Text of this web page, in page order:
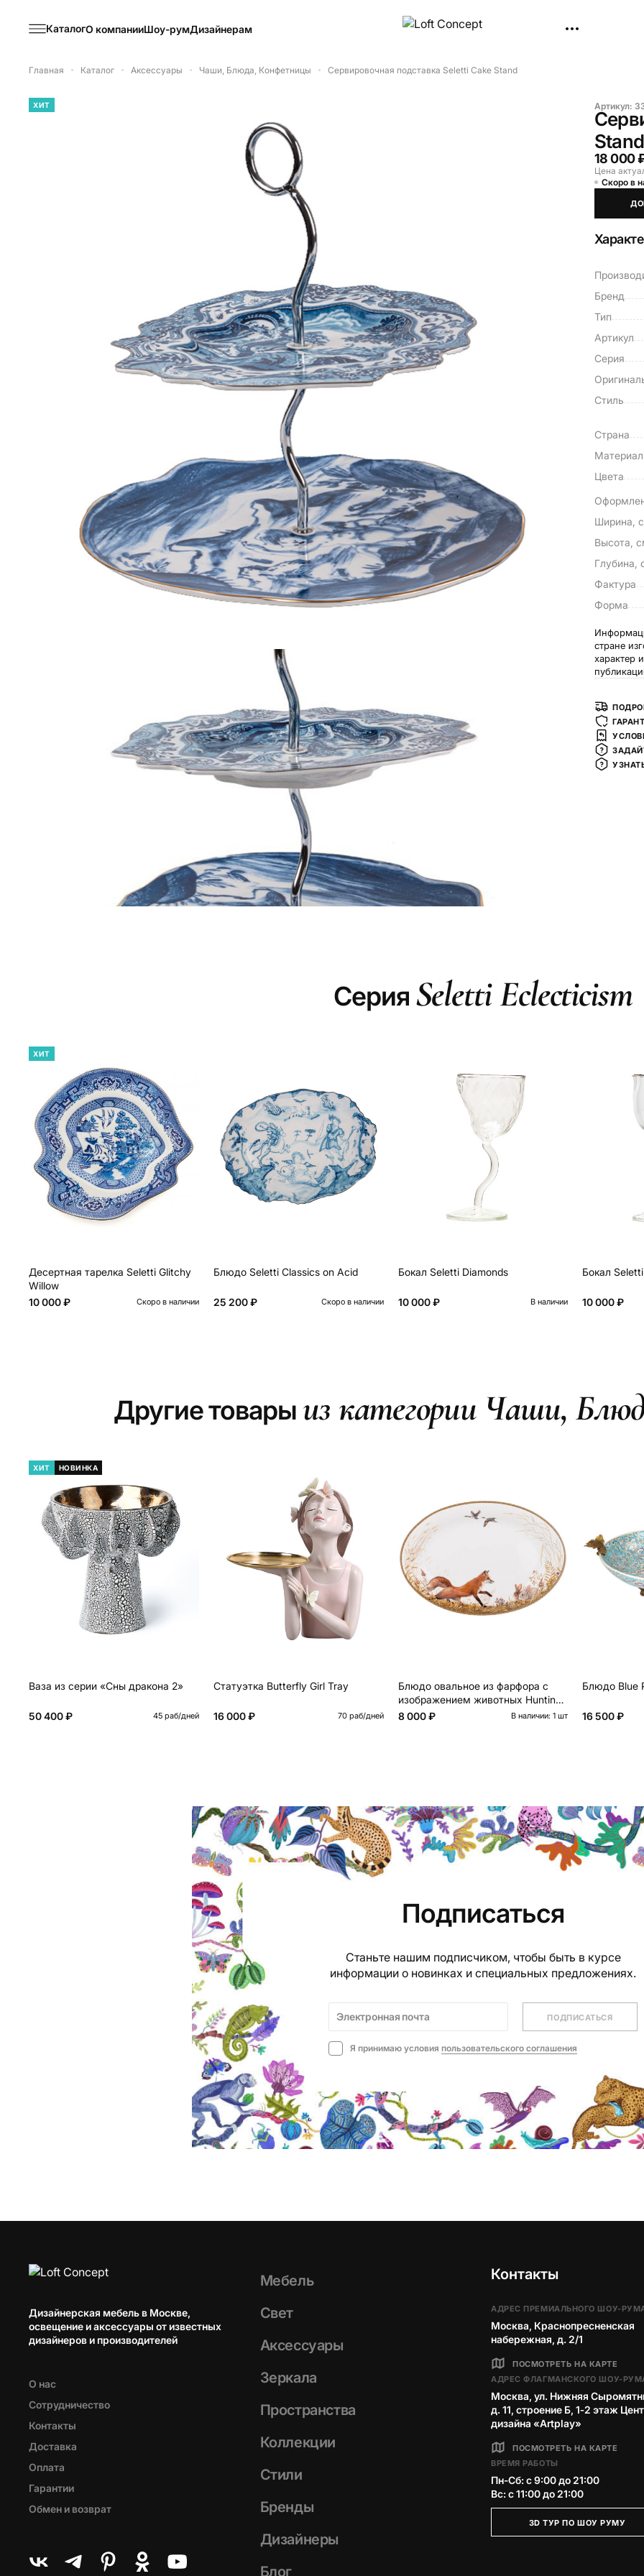
КаталогО компанииШоу-румДизайнерам
Главная Каталог Аксессуары Чаши, Блюда, Конфетницы Сервировочная подставка Seletti Cake Stand
ХИТ Артикул:
Stand
18 000
Цена
Скоро в
Бренд
Тип
Артикул
Серия
Стиль
Страна
Цвета
Ширина,
Высота,
Глубина,
Фактура
Форма
стране
характер
Серия Seletti Eclecticism
ХИТ
Десертная тарелка Seletti Glitchy
Willow
10 000 ₽
Скоро в наличии
Блюдо Seletti Classics on Acid
25 200 ₽ Скоро в наличии
Бокал Seletti Diamonds
10 000 ₽ В наличии
Бокал
10 000 ₽
Другие товары из категории Чаши,
ХИТ НОВИНКА
Ваза из серии «Сны дракона 2»
50 400 ₽ 45 раб/дней
Статуэтка Butterfly Girl Tray
16 000 ₽ 70 раб/дней
Блюдо овальное из фарфора с
изображением животных Hunting
Porcelain Collection
8 000 ₽ В наличии: 1 шт
Блюдо Blue
16 500 ₽
Подписаться
Станьте нашим подписчиком, чтобы быть в курсе
информации о новинках и специальных предложениях.
ПОДПИСАТЬСЯ
Я принимаю условия пользовательского соглашения
Дизайнерская мебель в Москве,
освещение и аксессуары от известных
дизайнеров и производителей
О нас
Сотрудничество
Контакты
Доставка
Оплата
Гарантии
Обмен и возврат
Мебель
Свет
Аксессуары
Зеркала
Пространства
Коллекции
Стили
Бренды
Дизайнеры
Блог
Контакты
АДРЕС ПРЕМИАЛЬНОГО ШОУ-
Москва, Краснопресненская
набережная, д. 2/1
ПОСМОТРЕТЬ НА КАРТЕ
АДРЕС ФЛАГМАНСКОГО ШОУ-
Москва, ул. Нижняя
д. 11, строение Б, 1‑2 этаж
дизайна «Artplay»
ПОСМОТРЕТЬ НА КАРТЕ
ВРЕМЯ РАБОТЫ
Пн-Сб: с 9:00 до 21:00
Вс: с 11:00 до 21:00
3D ТУР ПО ШОУ РУМУ